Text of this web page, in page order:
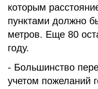
которым
пунктами должно
метров. Еще 80
году.
- Большинство
учетом пожеланий